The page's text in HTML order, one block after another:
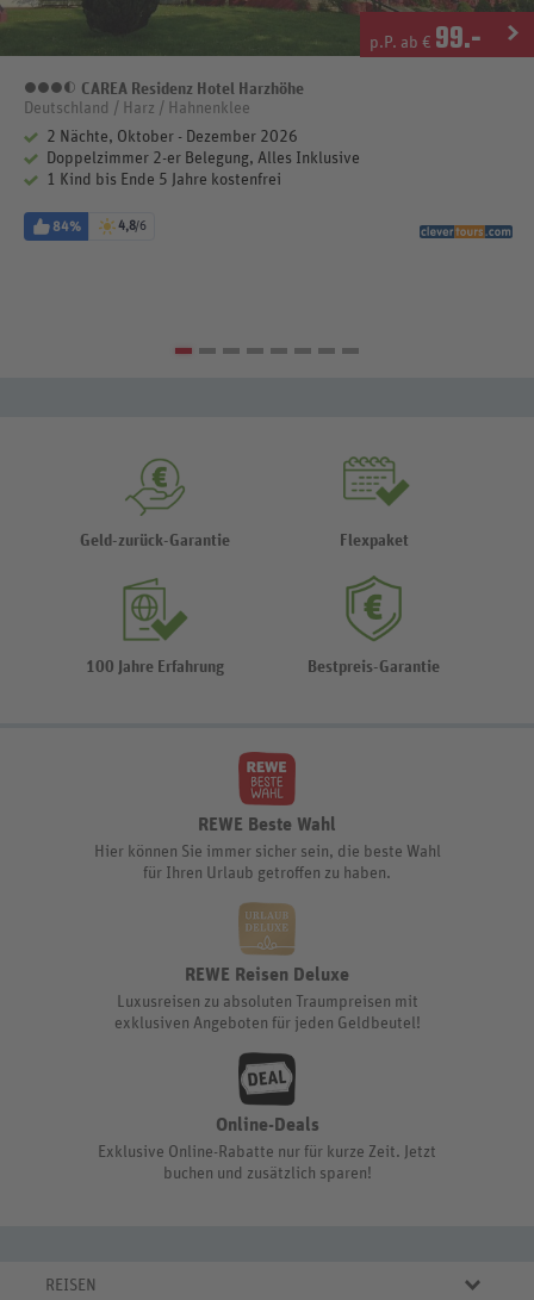
p.P. ab € 99.-
3,5 Sterne
CAREA Residenz Hotel Harzhöhe
Deutschland / Harz / Hahnenklee
2 Nächte, Oktober - Dezember 2026
Doppelzimmer 2-er Belegung, Alles Inklusive
1 Kind bis Ende 5 Jahre kostenfrei
84% 4,8/6
Geld-zurück-Garantie Flexpaket
100 Jahre Erfahrung Bestpreis-Garantie
REWE Beste Wahl
Hier können Sie immer sicher sein, die beste Wahl
für Ihren Urlaub getroffen zu haben.
REWE Reisen Deluxe
Luxusreisen zu absoluten Traumpreisen mit
exklusiven Angeboten für jeden Geldbeutel!
Online-Deals
Exklusive Online-Rabatte nur für kurze Zeit. Jetzt
buchen und zusätzlich sparen!
REISEN